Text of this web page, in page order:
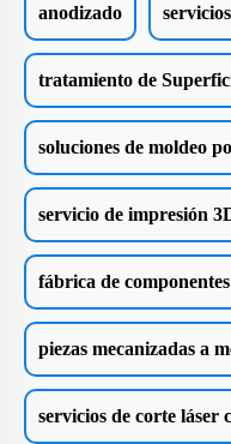
anodizado
tratamiento de
soluciones de moldeo
servicio de impresión
fábrica de
piezas mecanizadas a
servicios de corte láser